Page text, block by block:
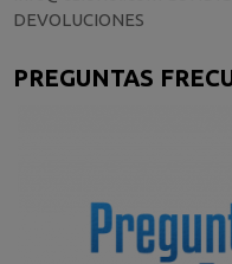
DEVOLUCIONES
PREGUNTAS